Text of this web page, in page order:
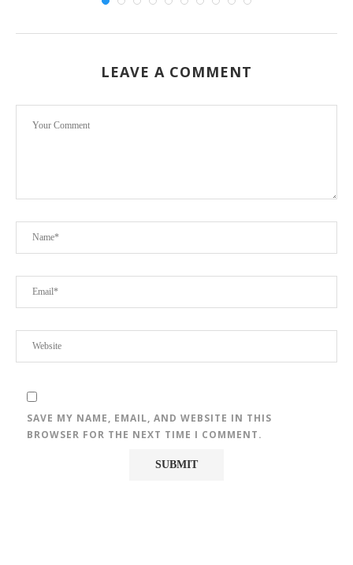
LEAVE A COMMENT
SAVE MY NAME, EMAIL, AND WEBSITE IN THIS
BROWSER FOR THE NEXT TIME I COMMENT.